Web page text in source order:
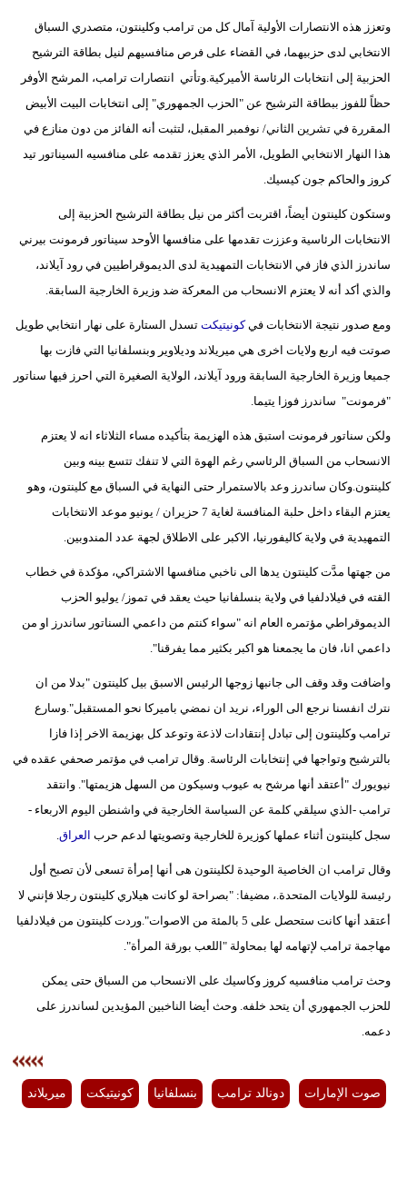
أبراج
فيديو
سيارات
وتعزز هذه الانتصارات الأولية آمال كل من ترامب وكلينتون، متصدري السباق
الانتخابي لدى حزبيهما، في القضاء على فرص منافسيهم لنيل بطاقة الترشيح
الحزبية إلى انتخابات الرئاسة الأميركية.وتأتي انتصارات ترامب، المرشح الأوفر
حظاً للفوز ببطاقة الترشيح عن "الحزب الجمهوري" إلى انتخابات البيت الأبيض
المقررة في تشرين الثاني/ نوفمبر المقبل، لتثبت أنه الفائز من دون منازع في
هذا النهار الانتخابي الطويل، الأمر الذي يعزز تقدمه على منافسيه السيناتور تيد
كروز والحاكم جون كيسيك.
وستكون كلينتون أيضاً، اقتربت أكثر من نيل بطاقة الترشيح الحزبية إلى
الانتخابات الرئاسية وعززت تقدمها على منافسها الأوحد سيناتور فرمونت بيرني
ساندرز الذي فاز في الانتخابات التمهيدية لدى الديموقراطيين في رود آيلاند،
والذي أكد أنه لا يعتزم الانسحاب من المعركة ضد وزيرة الخارجية السابقة.
ومع صدور نتيجة الانتخابات فيكونيتيكتتسدل الستارة على نهار انتخابي طويل
صوتت فيه اربع ولايات اخرى هي ميريلاند وديلاوير وبنسلفانيا التي فازت بها
جميعا وزيرة الخارجية السابقة ورود آيلاند، الولاية الصغيرة التي احرز فيها سناتور
"فرمونت" ساندرز فوزا يتيما.
ولكن سناتور فرمونت استبق هذه الهزيمة بتأكيده مساء الثلاثاء انه لا يعتزم
الانسحاب من السباق الرئاسي رغم الهوة التي لا تنفك تتسع بينه وبين
كلينتون.وكان ساندرز وعد بالاستمرار حتى النهاية في السباق مع كلينتون، وهو
يعتزم البقاء داخل حلبة المنافسة لغاية 7 حزيران / يونيو موعد الانتخابات
التمهيدية في ولاية كاليفورنيا، الاكبر على الاطلاق لجهة عدد المندوبين.
من جهتها مدَّت كلينتون يدها الى ناخبي منافسها الاشتراكي، مؤكدة في خطاب
القته في فيلادلفيا في ولاية بنسلفانيا حيث يعقد في تموز/ يوليو الحزب
الديموقراطي مؤتمره العام انه "سواء كنتم من داعمي السناتور ساندرز او من
داعمي انا، فان ما يجمعنا هو اكبر بكثير مما يفرقنا".
واضافت وقد وقف الى جانبها زوجها الرئيس الاسبق بيل كلينتون "بدلا من ان
نترك انفسنا نرجع الى الوراء، نريد ان نمضي باميركا نحو المستقبل".وسارع
ترامب وكلينتون إلى تبادل إنتقادات لاذعة وتوعد كل بهزيمة الاخر إذا فازا
بالترشيح وتواجها في إنتخابات الرئاسة. وقال ترامب في مؤتمر صحفي عقده في
نيويورك "أعتقد أنها مرشح به عيوب وسيكون من السهل هزيمتها". وانتقد
ترامب -الذي سيلقي كلمة عن السياسة الخارجية في واشنطن اليوم الاربعاء -
سجل كلينتون أثناء عملها كوزيرة للخارجية وتصويتها لدعم حرب العراق
وقال ترامب ان الخاصية الوحيدة لكلينتون هى أنها إمرأة تسعى لأن تصبح أول
رئيسة للولايات المتحدة.، مضيفا: "بصراحة لو كانت هيلاري كلينتون رجلا فإنني لا
أعتقد أنها كانت ستحصل على 5 بالمئة من الاصوات".وردت كلينتون من فيلادلفيا
مهاجمة ترامب لإتهامه لها بمحاولة "اللعب بورقة المرأة".
وحث ترامب منافسيه كروز وكاسيك على الانسحاب من السباق حتى يمكن
للحزب الجمهوري أن يتحد خلفه. وحث أيضا الناخبين المؤيدين لساندرز على
دعمه.
صوت الإمارات دونالد ترامب بنسلفانيا كونيتيكت ميريلاند